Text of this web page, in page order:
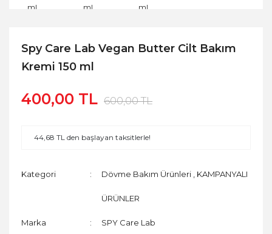
Spy Care Lab Vegan Butter Cilt Bakım
Kremi 150 ml
400,00 TL 600,00 TL
44,68 TL den başlayan taksitlerle!
Kategori Dövme Bakım Ürünleri KAMPANYALI
ÜRÜNLER
Marka SPY Care Lab